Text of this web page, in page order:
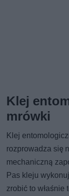
Klej
mrówki
Klej
rozprowadza się
mechaniczną
Pas kleju
zrobić to